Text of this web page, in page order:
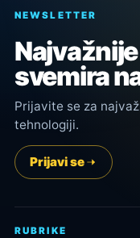
NEWSLETTER
svemira
Prijavite se za
tehnologiji.
Prijavi se
RUBRIKE